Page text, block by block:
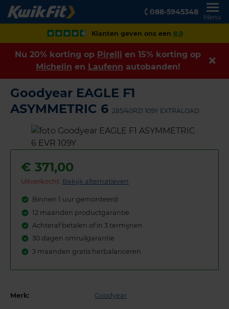
088-5945348
Menu
Klanten geven ons een 8,9
Nu 20% korting op Pirelli en 15% korting op
Michelin en Laufenn autobanden!
Goodyear EAGLE F1
ASYMMETRIC 6 285/40R21 109Y EXTRALOAD
€ 371,00
Uitverkocht: Bekijk alternatieven
Binnen 1 uur gemonteerd
12 maanden productgarantie
Achteraf betalen of in 3 termijnen
30 dagen omruilgarantie
3 maanden gratis herbalanceren
Merk: Goodyear